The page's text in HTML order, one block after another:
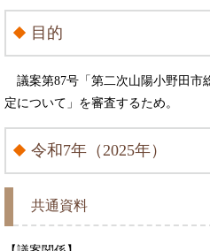
目的
議案第87号「第二次山陽小野田市
定について」を審査するため。
令和7年（2025年）
共通資料